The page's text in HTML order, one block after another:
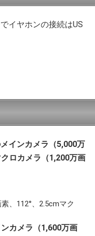
イヤホンの接続はUS
インカメラ（5,000万
ロカメラ（1,200万画
、112°、2.5cmマク
カメラ（1,600万画